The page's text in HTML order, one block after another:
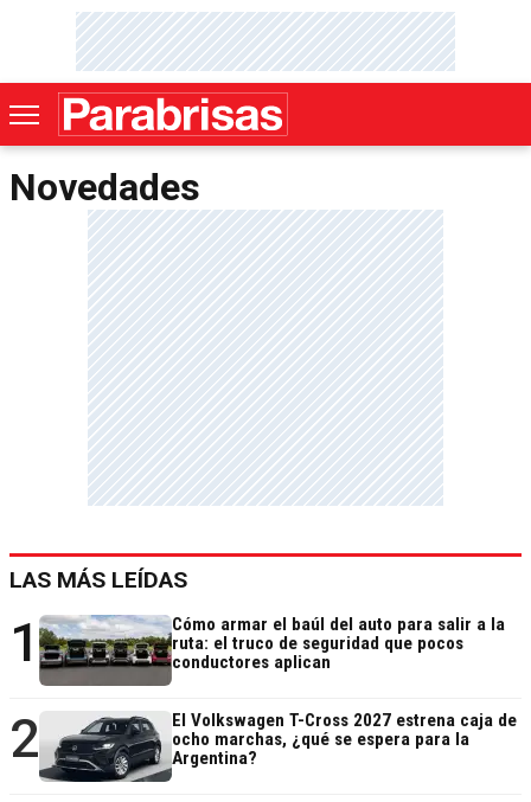
Novedades
LAS MÁS LEÍDAS
1
Cómo armar el baúl del auto para salir a la
ruta: el truco de seguridad que pocos
conductores aplican
2
El Volkswagen T-Cross 2027 estrena caja de
ocho marchas, ¿qué se espera para la
Argentina?